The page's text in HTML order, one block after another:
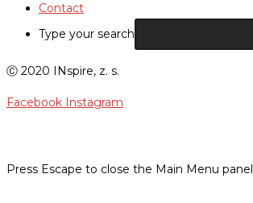
Contact
Type your search
Ⓒ 2020 INspire, z. s.
Facebook Instagram
Press Escape to close the Main Menu panel